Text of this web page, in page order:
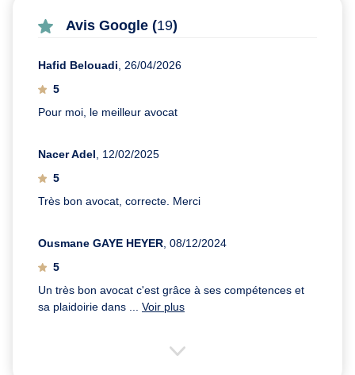
Avis Google (19)
Hafid Belouadi , 26/04/2026
5
Pour moi, le meilleur avocat
Nacer Adel , 12/02/2025
5
Très bon avocat, correcte. Merci
Ousmane GAYE HEYER , 08/12/2024
5
Un très bon avocat c'est grâce à ses compétences et
sa plaidoirie dans ... Voir plus